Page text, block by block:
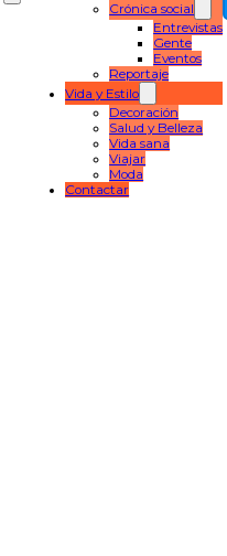
Crónica social
Entrevistas
Gente
Eventos
Reportaje
Vida y Estilo
Decoración
Salud y Belleza
Vida sana
Viajar
Moda
Contactar